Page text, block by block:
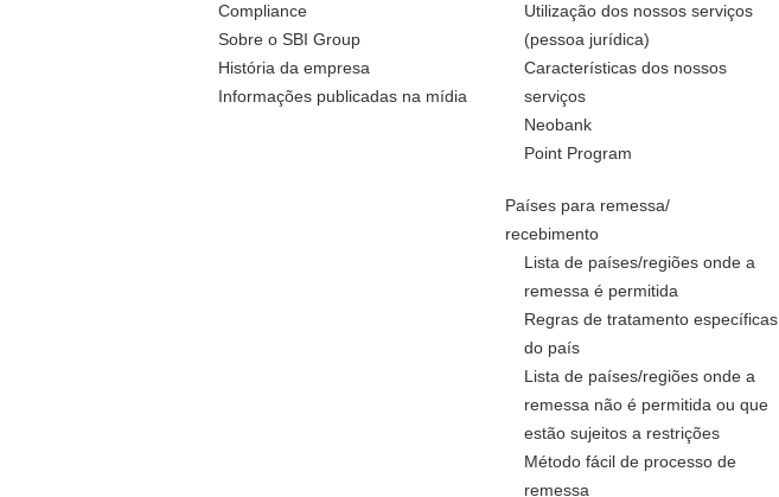
Compliance
Sobre o SBI Group
História da empresa
Informações publicadas na mídia
Utilização dos nossos serviços
(pessoa jurídica)
Características dos nossos
serviços
Neobank
Point Program
Países para remessa/
recebimento
Lista de países/regiões onde a
remessa é permitida
Regras de tratamento específicas
do país
Lista de países/regiões onde a
remessa não é permitida ou que
estão sujeitos a restrições
Método fácil de processo de
remessa